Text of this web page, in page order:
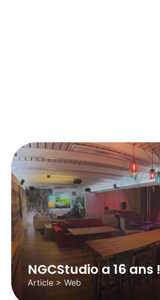
NGCStudio a 16 ans !
Article > Web